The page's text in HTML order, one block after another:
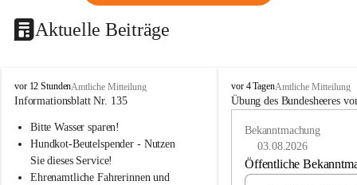
Aktuelle Beiträge
B
u
h
vor 12 StundenAmtliche Mitteilung
Informationsblatt Nr. 135
Bitte Wasser sparen!
Hundkot-Beutelspender - Nutzen
Sie dieses Service!
Ehrenamtliche Fahrerinnen und
B
u
vor 4 TagenAmtliche Mitteilung
Übung des Bundesheeres
Bekanntmachung
03.08.2026
Öffentliche